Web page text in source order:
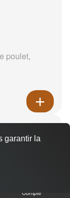
poulet,
de
Compte
garantir la